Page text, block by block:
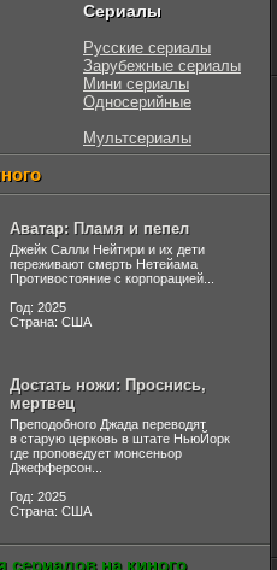
Сериалы
Русские сериалы
Зарубежные сериалы
Мини сериалы
Односерийные
Мультсериалы
Аватар: Пламя и пепел
Джейк Салли Нейтири и их дети
переживают смерть Нетейама
Противостояние с корпорацией...
Год: 2025
Страна: США
Достать ножи: Проснись,
мертвец
Преподобного Джада переводят
в старую церковь в штате НьюЙорк
где проповедует монсеньор
Джефферсон...
Год: 2025
Страна: США
сериалов на киного